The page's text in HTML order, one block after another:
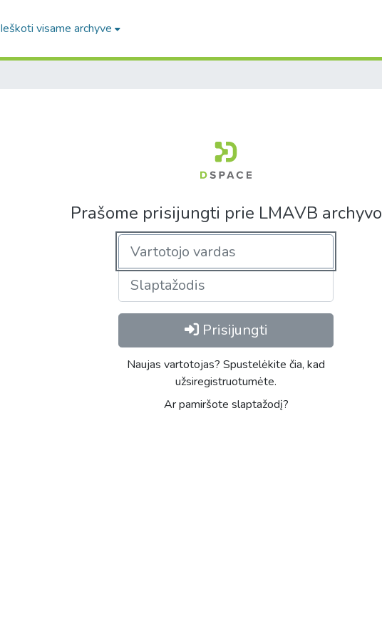
Ieškoti visame archyve
Prašome prisijungti prie LMAVB archyvo
Prisijungti
Naujas vartotojas? Spustelėkite čia, kad
užsiregistruotumėte.
Ar pamiršote slaptažodį?